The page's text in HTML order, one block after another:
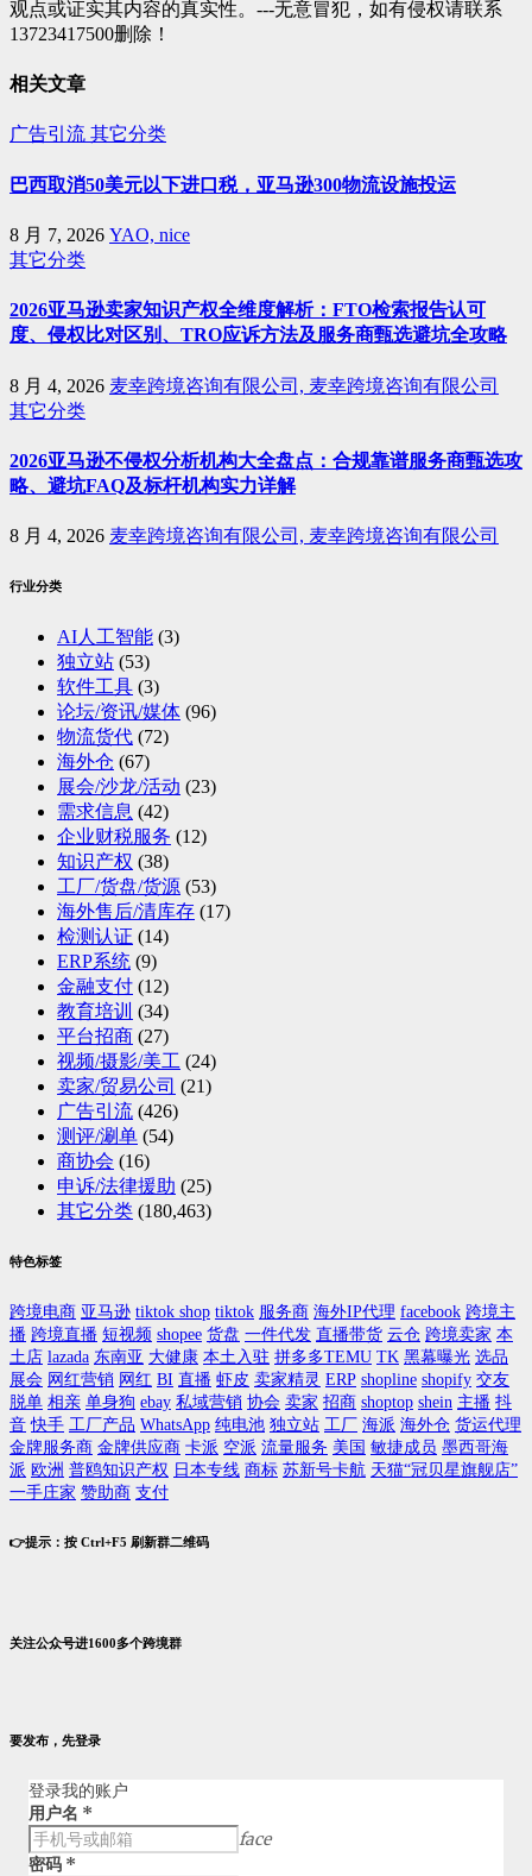
观点或证实其内容的真实性。---无意冒犯，如有侵权请联系
13723417500删除！
相关文章
广告引流 其它分类
巴西取消50美元以下进口税，亚马逊300物流设施投运
8 月 7, 2026 YAO, nice
其它分类
2026亚马逊卖家知识产权全维度解析：FTO检索报告认可
度、侵权比对区别、TRO应诉方法及服务商甄选避坑全攻略
8 月 4, 2026 麦幸跨境咨询有限公司, 麦幸跨境咨询有限公司
其它分类
2026亚马逊不侵权分析机构大全盘点：合规靠谱服务商甄选攻
略、避坑FAQ及标杆机构实力详解
8 月 4, 2026 麦幸跨境咨询有限公司, 麦幸跨境咨询有限公司
行业分类
AI人工智能 (3)
独立站 (53)
软件工具 (3)
论坛/资讯/媒体 (96)
物流货代 (72)
海外仓 (67)
展会/沙龙/活动 (23)
需求信息 (42)
企业财税服务 (12)
知识产权 (38)
工厂/货盘/货源 (53)
海外售后/清库存 (17)
检测认证 (14)
ERP系统 (9)
金融支付 (12)
教育培训 (34)
平台招商 (27)
视频/摄影/美工 (24)
卖家/贸易公司 (21)
广告引流 (426)
测评/涮单 (54)
商协会 (16)
申诉/法律援助 (25)
其它分类 (180,463)
特色标签
跨境电商 亚马逊 tiktok shop tiktok 服务商 海外IP代理 facebook 跨境主
播 跨境直播 短视频 shopee 货盘 一件代发 直播带货 云仓 跨境卖家 本
土店 lazada 东南亚 大健康 本土入驻 拼多多TEMU TK 黑幕曝光 选品
展会 网红营销 网红 BI 直播 虾皮 卖家精灵 ERP shopline shopify 交友
脱单 相亲 单身狗 ebay 私域营销 协会 卖家 招商 shoptop shein 主播 抖
音 快手 工厂产品 WhatsApp 纯电池 独立站 工厂 海派 海外仓 货运代理
金牌服务商 金牌供应商 卡派 空派 流量服务 美国 敏捷成员 墨西哥海
派 欧洲 普鸥知识产权 日本专线 商标 苏新号卡航 天猫“冠贝星旗舰店”
一手庄家 赞助商 支付
👉提示：按 Ctrl+F5 刷新群二维码
关注公众号进1600多个跨境群
要发布，先登录
登录我的账户
用户名 *
face
密码 *